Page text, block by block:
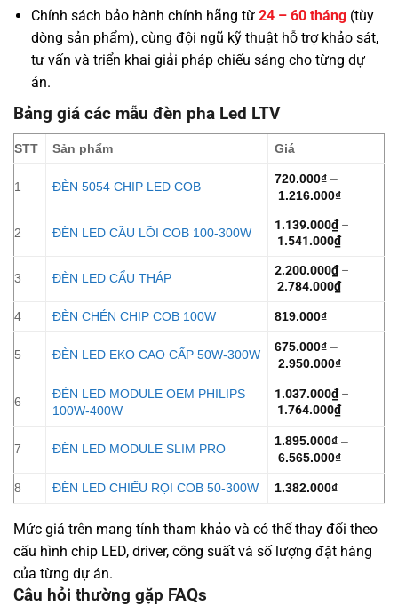
Chính sách bảo hành chính hãng từ 24 – 60 tháng (tùy
dòng sản phẩm), cùng đội ngũ kỹ thuật hỗ trợ khảo sát,
tư vấn và triển khai giải pháp chiếu sáng cho từng dự
án.
Bảng giá các mẫu đèn pha Led LTV
STT Sản phẩm Giá
1 ĐÈN 5054 CHIP LED COB
720.000₫ –
1.216.000₫
2 ĐÈN LED CẦU LỒI COB 100-300W 1.139.000₫–
1.541.000₫
3 ĐÈN LED CẨU THÁP 2.200.000₫–
2.784.000₫
4 ĐÈN CHÉN CHIP COB 100W 819.000₫
5 ĐÈN LED EKO CAO CẤP 50W-300W
675.000₫ –
2.950.000₫
6
ĐÈN LED MODULE OEM PHILIPS
100W-400W
1.037.000₫–
1.764.000₫
7 ĐÈN LED MODULE SLIM PRO
1.895.000₫ –
6.565.000₫
8 ĐÈN LED CHIẾU RỌI COB 50-300W 1.382.000₫
Mức giá trên mang tính tham khảo và có thể thay đổi theo
cấu hình chip LED, driver, công suất và số lượng đặt hàng
của từng dự án.
Câu hỏi thường gặp FAQs